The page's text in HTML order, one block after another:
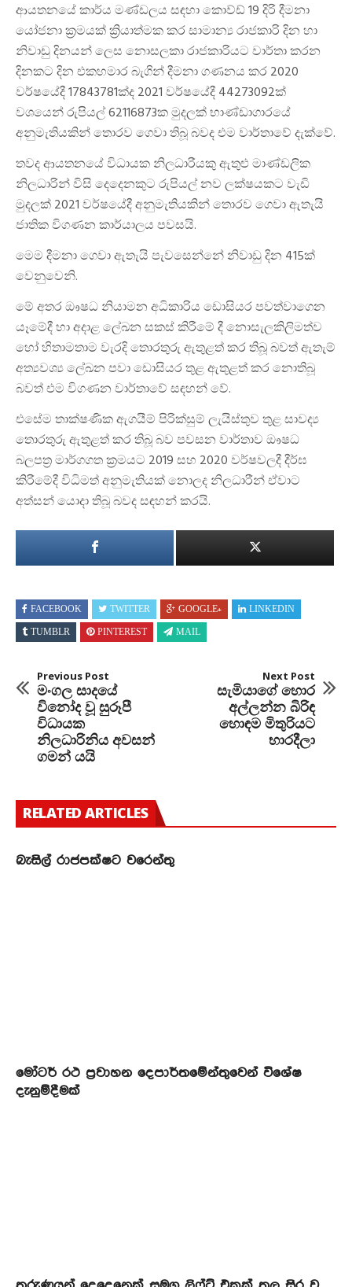
ආයතනයේ කාර්ය මණ්ඩලය සඳහා කොව්ඩ් 19 දිරි දීමනා
යෝජනා ක්‍රමයක් ක්‍රියාත්මක කර සාමාන්‍ය රාජකාරි දින හා
නිවාඩු දිනයන් ලෙස නොසලකා රාජකාරියට වාර්තා කරන
දිනකට දින එකහමාර බැගින් දීමනා ගණනය කර 2020
වර්ෂයේදී 17843781ක්ද 2021 වර්ෂයේදී 44273092ක්
වශයෙන් රුපියල් 62116873ක මුදලක් භාණ්ඩාගාරයේ
අනුමැතියකින් තොරව ගෙවා තිබූ බවද එම වාර්තාවේ දැක්වේ.
තවද ආයතනයේ විධායක නිලධාරීයකු ඇතුළු මාණ්ඩලික
නිලධාරින් විසි දෙදෙනකුට රුපියල් නව ලක්ෂයකට වැඩි
මුදලක් 2021 වර්ෂයේදී අනුමැතියකින් තොරව ගෙවා ඇතැයි
ජාතික විගණන කාර්යාලය පවසයි.
මෙම දීමනා ගෙවා ඇතැයි පැවසෙන්නේ නිවාඩු දින 415ක්
වෙනුවෙනි.
මේ අතර ඖෂධ නියාමන අධිකාරිය ඩොසියර පවත්වාගෙන
යෑමේදී හා අදාළ ලේඛන සකස් කිරීමේ දී නොසැලකිලිමත්ව
හෝ හිතාමතාම වැරදි තොරතුරු ඇතුළත් කර තිබූ බවත් ඇතැම්
අත්‍යවශ්‍ය ලේඛන පවා ඩොසියර තුළ ඇතුළත් කර නොතිබූ
බවත් එම විගණන වාර්තාවේ සඳහන් වේ.
එසේම තාක්ෂණික ඇගයීම් පිරික්සුම් ලැයිස්තුව තුළ සාවද්‍ය
තොරතුරු ඇතුළත් කර තිබූ බව පවසන වාර්තාව ඖෂධ
බලපත්‍ර මාර්ගගත ක්‍රමයට 2019 සහ 2020 වර්ෂවලදී දීර්ඝ
කිරීමේදී විධිමත් අනුමැතියක් නොලද නිලධාරීන් ඒවාට
අත්සන් යොදා තිබූ බවද සඳහන් කරයි.
FACEBOOK TWITTER GOOGLE+ LINKEDIN
TUMBLR PINTEREST MAIL
Previous Post
මංගල සාදයේ
විනෝද වූ සුරූපී
විධායක
නිලධාරිනිය අවසන්
ගමන් යයි
Next Post
සැමියාගේ හොර
අල්ලන්න බිරිඳ
හොඳම මිතුරියට
භාරදීලා
RELATED ARTICLES
බැසිල් රාජපක්ෂට වරෙන්තු
මෝටර් රථ ප්‍රවාහන දෙපාර්තමේන්තුවෙන් විශේෂ
දැනුම්දීමක්